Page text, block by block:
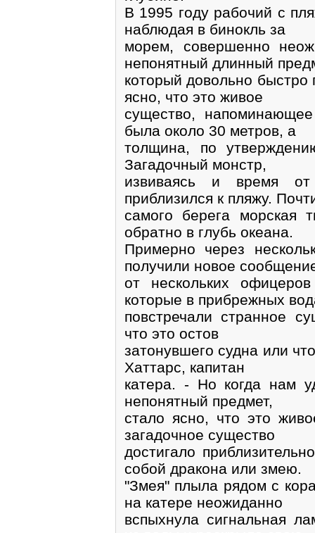
В 1995 году рабочий с
наблюдая в бинокль за
морем, совершенно
непонятный длинный
который довольно быстро
ясно, что это живое
существо,
была около 30 метров, а
толщина, по
Загадочный монстр,
извиваясь и время
приблизился к пляжу.
самого берега морская
обратно в глубь океана.
Примерно через
получили новое
от нескольких
которые в прибрежных
повстречали странное
что это остов
затонувшего судна или
Хаттарс, капитан
катера. - Но когда нам
непонятный предмет,
стало ясно, что это
загадочное существо
достигало
собой дракона или змею.
"Змея" плыла рядом с
на катере неожиданно
вспыхнула сигнальная